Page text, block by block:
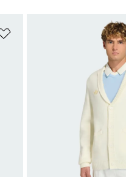
Añadir a la lista de deseos